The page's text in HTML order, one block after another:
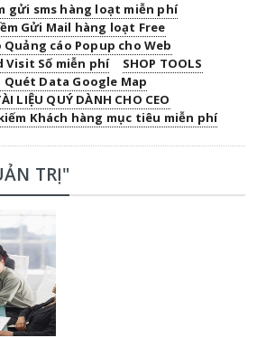
gửi sms hàng loạt miễn phí
Gửi Mail hàng loạt Free
cáo Popup cho Web
Visit Số miễn phí
SHOP TOOLS
Quét Data Google Map
LIỆU QUÝ DÀNH CHO CEO
Khách hàng mục tiêu miễn phí
TRỊ"